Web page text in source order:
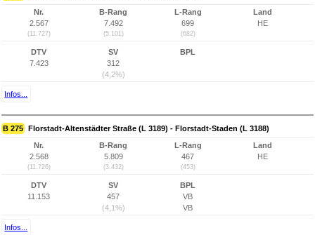
Nr.
2.567
(11.727)
B-Rang
7.492
(5.101)
L-Rang
699
(682)
Land
HE
DTV
7.423
SV
312
(4,2%)
BPL
Infos...
B 275 Florstadt-Altenstädter Straße (L 3189) - Florstadt-Staden (L 3188)
Nr.
2.568
(11.726)
B-Rang
5.809
(3.432)
L-Rang
467
(453)
Land
HE
DTV
11.153
SV
457
(4,1%)
BPL
VB
VB
Infos...